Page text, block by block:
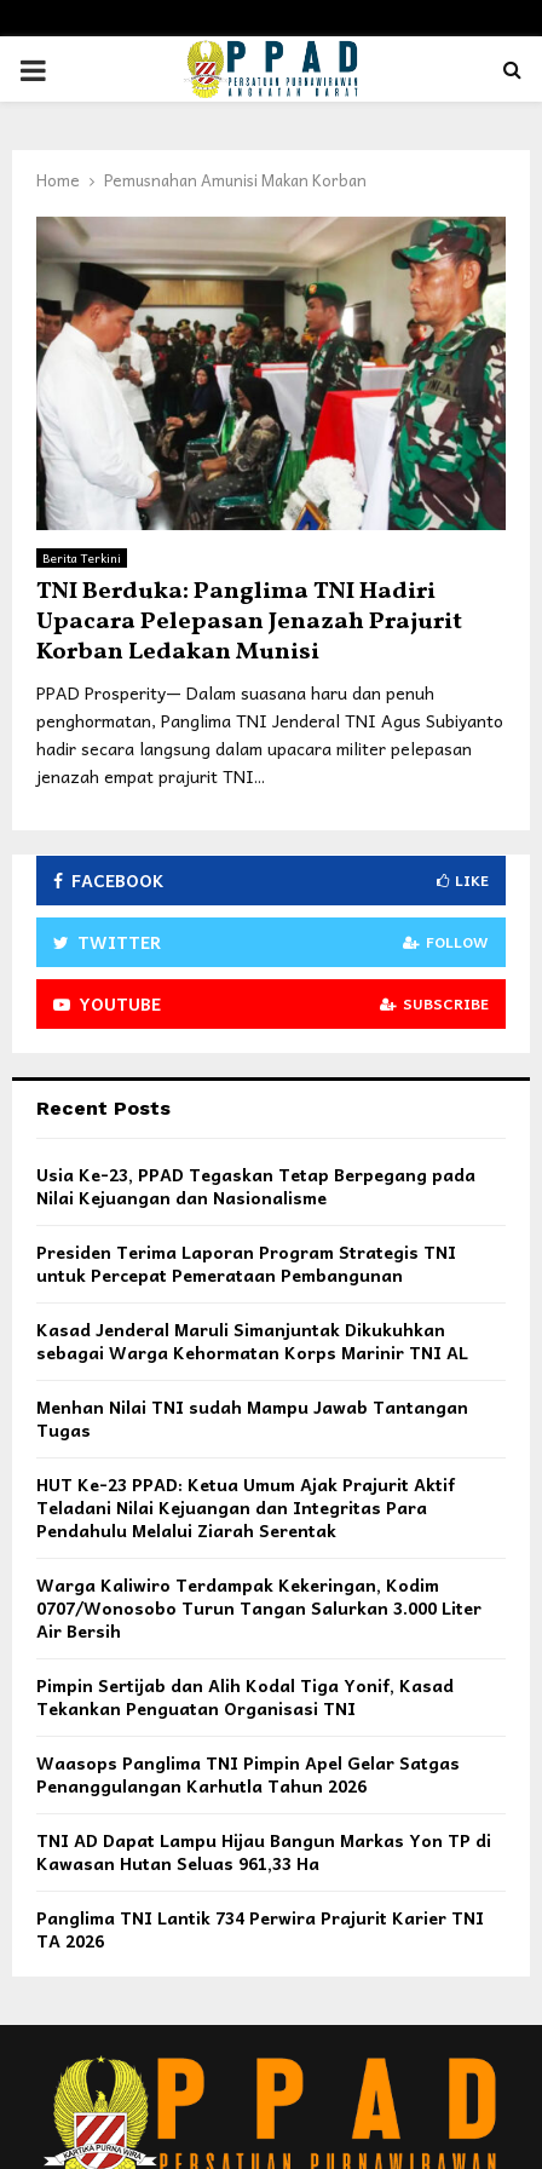
PRIMARY
Home Pemusnahan Amunisi Makan Korban
Berita Terkini
TNI Berduka: Panglima TNI Hadiri
Upacara Pelepasan Jenazah Prajurit
Korban Ledakan Munisi
PPAD Prosperity— Dalam suasana haru dan penuh
penghormatan, Panglima TNI Jenderal TNI Agus Subiyanto
hadir secara langsung dalam upacara militer pelepasan
jenazah empat prajurit TNI...
FACEBOOK LIKE
TWITTER FOLLOW
YOUTUBE SUBSCRIBE
Recent Posts
Usia Ke-23, PPAD Tegaskan Tetap Berpegang pada
Nilai Kejuangan dan Nasionalisme
Presiden Terima Laporan Program Strategis TNI
untuk Percepat Pemerataan Pembangunan
Kasad Jenderal Maruli Simanjuntak Dikukuhkan
sebagai Warga Kehormatan Korps Marinir TNI AL
Menhan Nilai TNI sudah Mampu Jawab Tantangan
Tugas
HUT Ke-23 PPAD: Ketua Umum Ajak Prajurit Aktif
Teladani Nilai Kejuangan dan Integritas Para
Pendahulu Melalui Ziarah Serentak
Warga Kaliwiro Terdampak Kekeringan, Kodim
0707/Wonosobo Turun Tangan Salurkan 3.000 Liter
Air Bersih
Pimpin Sertijab dan Alih Kodal Tiga Yonif, Kasad
Tekankan Penguatan Organisasi TNI
Waasops Panglima TNI Pimpin Apel Gelar Satgas
Penanggulangan Karhutla Tahun 2026
TNI AD Dapat Lampu Hijau Bangun Markas Yon TP di
Kawasan Hutan Seluas 961,33 Ha
Panglima TNI Lantik 734 Perwira Prajurit Karier TNI
TA 2026